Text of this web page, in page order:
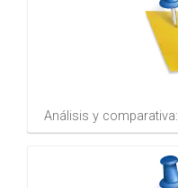
Análisis y